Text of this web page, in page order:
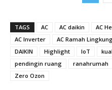
TAGS AC AC daikin AC
AC Inverter
AC Ramah
DAIKIN
Highlight IoT
pendingin ruang
ranahrumah
Zero Ozon